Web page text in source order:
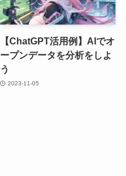
【ChatGPT活用例】AIでオ
ープンデータを分析をしよ
う
2023-11-05